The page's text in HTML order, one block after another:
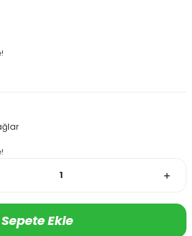
Sepete Ekle